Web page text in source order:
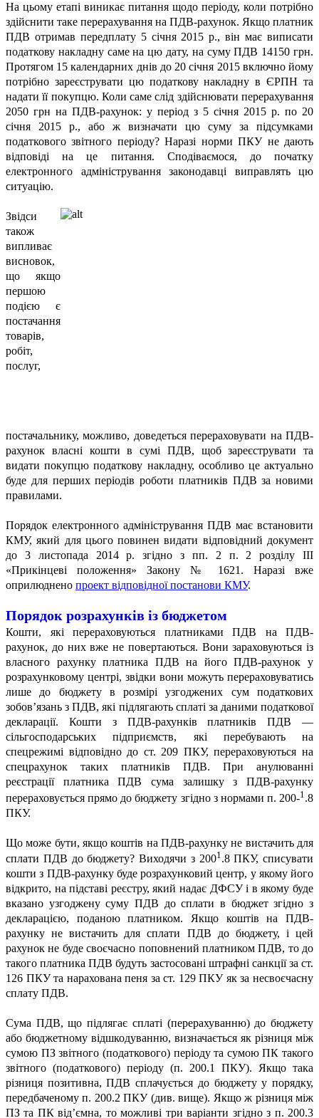
На цьому етапі виникає питання щодо періоду, коли потрібно
здійснити таке перерахування на ПДВ-рахунок. Якщо платник
ПДВ отримав передплату 5 січня 2015 р., він має виписати
податкову накладну саме на цю дату, на суму ПДВ 14150 грн.
Протягом 15 календарних днів до 20 січня 2015 включно йому
потрібно зареєструвати цю податкову накладну в ЄРПН та
надати її покупцю. Коли саме слід здійснювати перерахування
2050 грн на ПДВ-рахунок: у період з 5 січня 2015 р. по 20
січня 2015 р., або ж визначати цю суму за підсумками
податкового звітного періоду? Наразі норми ПКУ не дають
відповіді на це питання. Сподіваємося, до початку
електронного адміністрування законодавці виправлять цю
ситуацію.
Звідси
також
випливає
висновок,
що якщо
першою
подією є
постачання
товарів,
робіт,
послуг,
постачальнику, можливо, доведеться перераховувати на ПДВ-
рахунок власні кошти в сумі ПДВ, щоб зареєструвати та
видати покупцю податкову накладну, особливо це актуально
буде для перших періодів роботи платників ПДВ за новими
правилами.
Порядок електронного адміністрування ПДВ має встановити
КМУ, який для цього повинен видати відповідний документ
до 3 листопада 2014 р. згідно з пп. 2 п. 2 розділу III
«Прикінцеві положення» Закону № 1621. Наразі вже
оприлюднено проект відповідної постанови КМУ.
Порядок розрахунків із бюджетом
Кошти, які перераховуються платниками ПДВ на ПДВ-
рахунок, до них вже не повертаються. Вони зараховуються із
власного рахунку платника ПДВ на його ПДВ-рахунок у
розрахунковому центрі, звідки вони можуть перераховуватись
лише до бюджету в розмірі узгоджених сум податкових
зобов’язань з ПДВ, які підлягають сплаті за даними податкової
декларації. Кошти з ПДВ-рахунків платників ПДВ —
сільгосподарських підприємств, які перебувають на
спецрежимі відповідно до ст. 209 ПКУ, перераховуються на
спецрахунок таких платників ПДВ. При анулюванні
реєстрації платника ПДВ сума залишку з ПДВ-рахунку
перераховується прямо до бюджету згідно з нормами п. 200-1 .8
ПКУ.
Що може бути, якщо коштів на ПДВ-рахунку не вистачить для
сплати ПДВ до бюджету? Виходячи з 2001 .8 ПКУ, списувати
кошти з ПДВ-рахунку буде розрахунковий центр, у якому його
відкрито, на підставі реєстру, який надає ДФСУ і в якому буде
вказано узгоджену суму ПДВ до сплати в бюджет згідно з
декларацією, поданою платником. Якщо коштів на ПДВ-
рахунку не вистачить для сплати ПДВ до бюджету, і цей
рахунок не буде своєчасно поповнений платником ПДВ, то до
такого платника ПДВ будуть застосовані штрафні санкції за ст.
126 ПКУ та нарахована пеня за ст. 129 ПКУ як за несвоєчасну
сплату ПДВ.
Сума ПДВ, що підлягає сплаті (перерахуванню) до бюджету
або бюджетному відшкодуванню, визначається як різниця між
сумою ПЗ звітного (податкового) періоду та сумою ПК такого
звітного (податкового) періоду (п. 200.1 ПКУ). Якщо така
різниця позитивна, ПДВ сплачується до бюджету у порядку,
передбаченому п. 200.2 ПКУ (див. вище). Якщо ж різниця між
ПЗ та ПК від’ємна, то можливі три варіанти згідно з п. 200.3